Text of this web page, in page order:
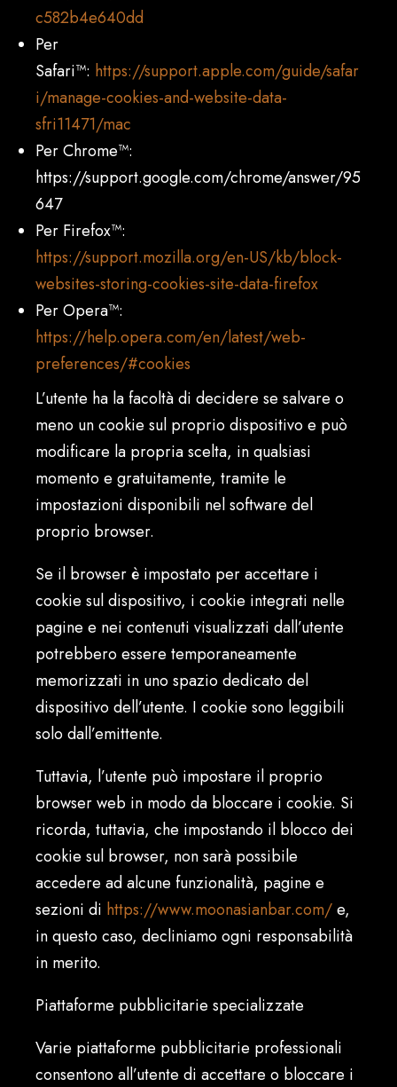
c582b4e640dd
Per
Safari™: https://support.apple.com/guide/safar
i/manage-cookies-and-website-data-
sfri11471/mac
Per Chrome™:
https://support.google.com/chrome/answer/95
647
Per Firefox™:
https://support.mozilla.org/en-US/kb/block-
websites-storing-cookies-site-data-firefox
Per Opera™:
https://help.opera.com/en/latest/web-
preferences/#cookies
L’utente ha la facoltà di decidere se salvare o
meno un cookie sul proprio dispositivo e può
modificare la propria scelta, in qualsiasi
momento e gratuitamente, tramite le
impostazioni disponibili nel software del
proprio browser.
Se il browser è impostato per accettare i
cookie sul dispositivo, i cookie integrati nelle
pagine e nei contenuti visualizzati dall’utente
potrebbero essere temporaneamente
memorizzati in uno spazio dedicato del
dispositivo dell’utente. I cookie sono leggibili
solo dall’emittente.
Tuttavia, l’utente può impostare il proprio
browser web in modo da bloccare i cookie. Si
ricorda, tuttavia, che impostando il blocco dei
cookie sul browser, non sarà possibile
accedere ad alcune funzionalità, pagine e
sezioni di https://www.moonasianbar.com/e,
in questo caso, decliniamo ogni responsabilità
in merito.
Piattaforme pubblicitarie specializzate
Varie piattaforme pubblicitarie professionali
consentono all’utente di accettare o bloccare i